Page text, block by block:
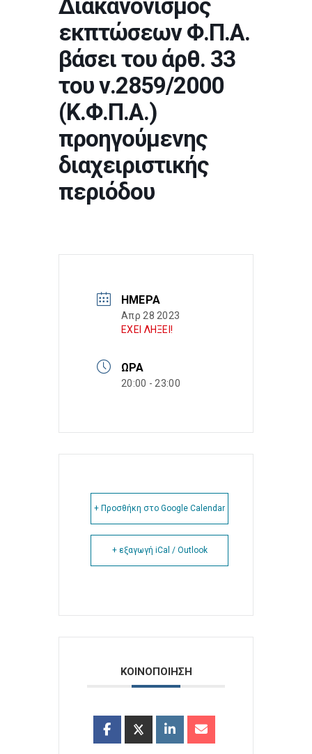
Διακανονισμός
εκπτώσεων Φ.Π.Α.
βάσει του άρθ. 33
του ν.2859/2000
(Κ.Φ.Π.Α.)
προηγούμενης
διαχειριστικής
περιόδου
ΗΜΈΡΑ
Απρ 28 2023
ΕΧΕΙ ΛΗΞΕΙ!
ΏΡΑ
20:00 - 23:00
+ Προσθήκη στο Google Calendar
+ εξαγωγή iCal / Outlook
ΚΟΙΝΟΠΟΙΗΣΗ